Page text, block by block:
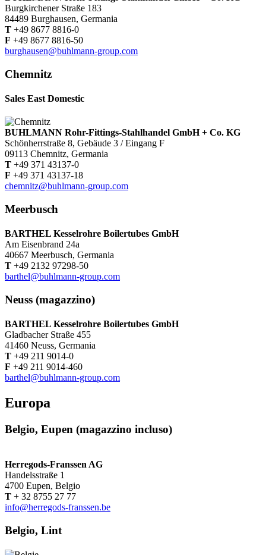
Burgkirchener Straße 183
84489 Burghausen, Germania
T +49 8677 8816-0
F +49 8677 8816-50
burghausen@buhlmann-group.com
Chemnitz
Sales East Domestic
BUHLMANN Rohr-Fittings-Stahlhandel GmbH + Co. KG
Schönherrstraße 8, Gebäude 3 / Eingang F
09113 Chemnitz, Germania
T +49 371 43137-0
F +49 371 43137-18
chemnitz@buhlmann-group.com
Meerbusch
BARTHEL Kesselrohre Boilertubes GmbH
Am Eisenbrand 24a
40667 Meerbusch, Germania
T +49 2132 97298-50
barthel@buhlmann-group.com
Neuss (magazzino)
BARTHEL Kesselrohre Boilertubes GmbH
Gladbacher Straße 455
41460 Neuss, Germania
T +49 211 9014-0
F +49 211 9014-460
barthel@buhlmann-group.com
Europa
Belgio, Eupen (magazzino incluso)
Herregods-Franssen AG
Handelsstraße 1
4700 Eupen, Belgio
T + 32 8755 27 77
info@herregods-franssen.be
Belgio, Lint